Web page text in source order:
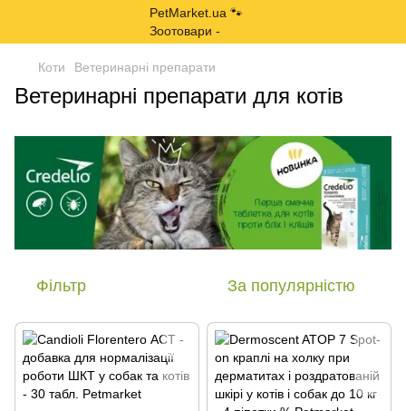
Коти Ветеринарні препарати
Ветеринарні препарати для котів
Фільтр За популярністю